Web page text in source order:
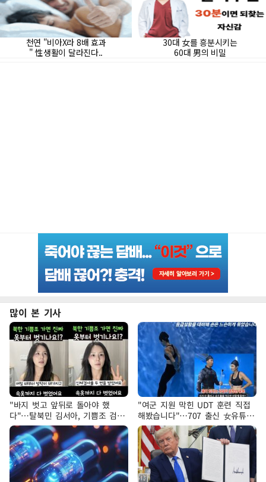
많이 본 기사
"바지 벗고 앞뒤로 돌아야 했
다"…탈북민 김서아, 기쁨조 검사
수치심 회상
"여군 지원 막힌 UDT 훈련 직접
해봤습니다"…707 출신 女유튜버
'완벽 소화'